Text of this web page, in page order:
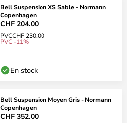
Bell Suspension XS Sable - Normann
Copenhagen
CHF 204.00
PVCCHF 230.00
PVC -11%
En stock
Bell Suspension Moyen Gris - Normann
Copenhagen
CHF 352.00